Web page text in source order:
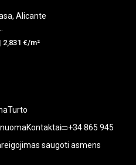
Alicante
| 2,831 €/m²
Turto
Kontaktai +34 865 945
saugoti asmens